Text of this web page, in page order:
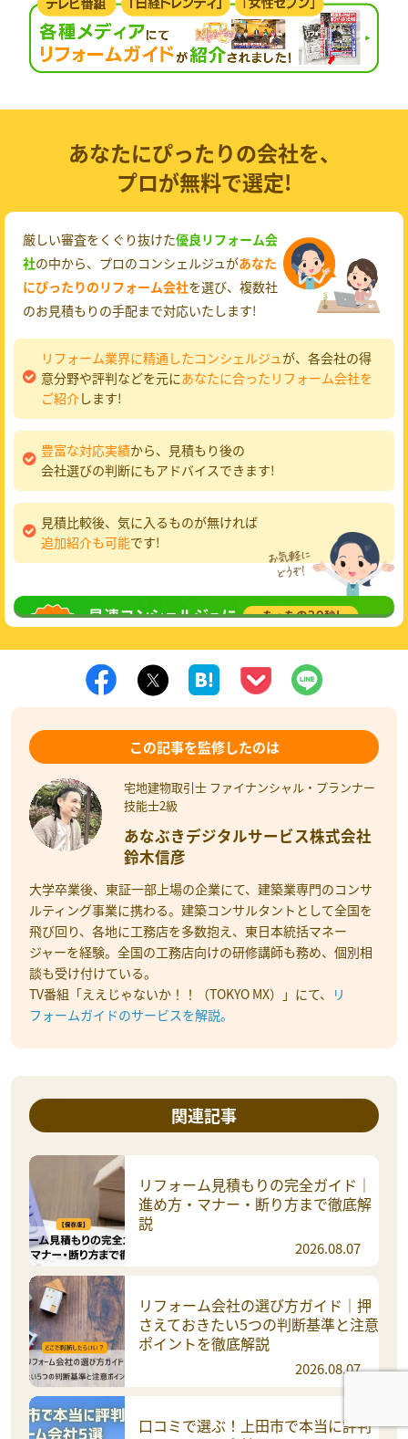
あなたにぴったりの会社を、
プロが無料で選定!
厳しい審査をくぐり抜けた優良リフォーム会
社の中から、プロのコンシェルジュがあなた
にぴったりのリフォーム会社を選び、複数社
のお見積もりの手配まで対応いたします!
リフォーム業界に精通したコンシェルジュが、各会社の得
意分野や評判などを元にあなたに合ったリフォーム会社を
ご紹介します!
豊富な対応実績から、見積もり後の
会社選びの判断にもアドバイスできます!
見積比較後、気に入るものが無ければ
追加紹介も可能です!
無料相談してみる
この記事を監修したのは
宅地建物取引士 ファイナンシャル・プランナー
技能士2級
あなぶきデジタルサービス株式会社
鈴木信彦
大学卒業後、東証一部上場の企業にて、建築業専門のコンサ
ルティング事業に携わる。建築コンサルタントとして全国を
飛び回り、各地に工務店を多数抱え、東日本統括マネー
ジャーを経験。全国の工務店向けの研修講師も務め、個別相
談も受け付けている。
TV番組「ええじゃないか！！（TOKYO MX）」にて、 リ
フォームガイドのサービスを解説。
関連記事
リフォーム見積もりの完全ガイド｜
進め方・マナー・断り方まで徹底解
説
2026.08.07
リフォーム会社の選び方ガイド｜押
さえておきたい5つの判断基準と注意
ポイントを徹底解説
2026.08.07
口コミで選ぶ！上田市で本当に評判